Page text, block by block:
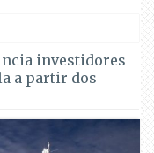
e
investidores
a partir dos